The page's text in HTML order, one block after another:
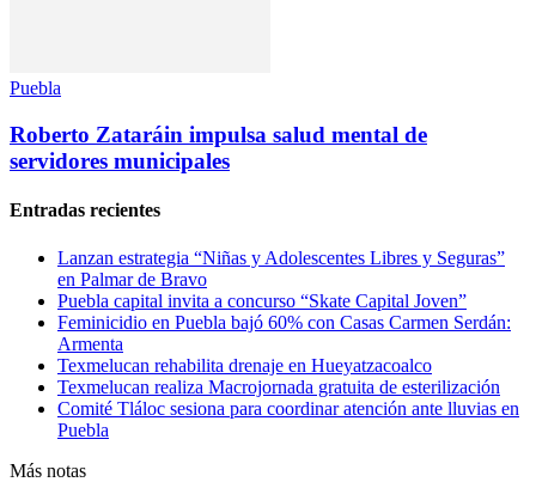
Puebla
Roberto Zataráin impulsa salud mental de
servidores municipales
Entradas recientes
Lanzan estrategia “Niñas y Adolescentes Libres y Seguras”
en Palmar de Bravo
Puebla capital invita a concurso “Skate Capital Joven”
Feminicidio en Puebla bajó 60% con Casas Carmen Serdán:
Armenta
Texmelucan rehabilita drenaje en Hueyatzacoalco
Texmelucan realiza Macrojornada gratuita de esterilización
Comité Tláloc sesiona para coordinar atención ante lluvias en
Puebla
Más notas